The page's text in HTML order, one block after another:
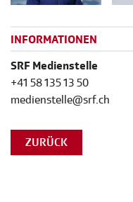
INFORMATIONEN
SRF Medienstelle
+41 58 135 13 50
medienstelle@srf.ch
ZURÜCK